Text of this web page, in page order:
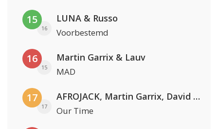
15
16
LUNA & Russo
Voorbestemd
16
15
Martin Garrix & Lauv
MAD
17
17
AFROJACK, Martin Garrix, David Guetta & Amél
Our Time